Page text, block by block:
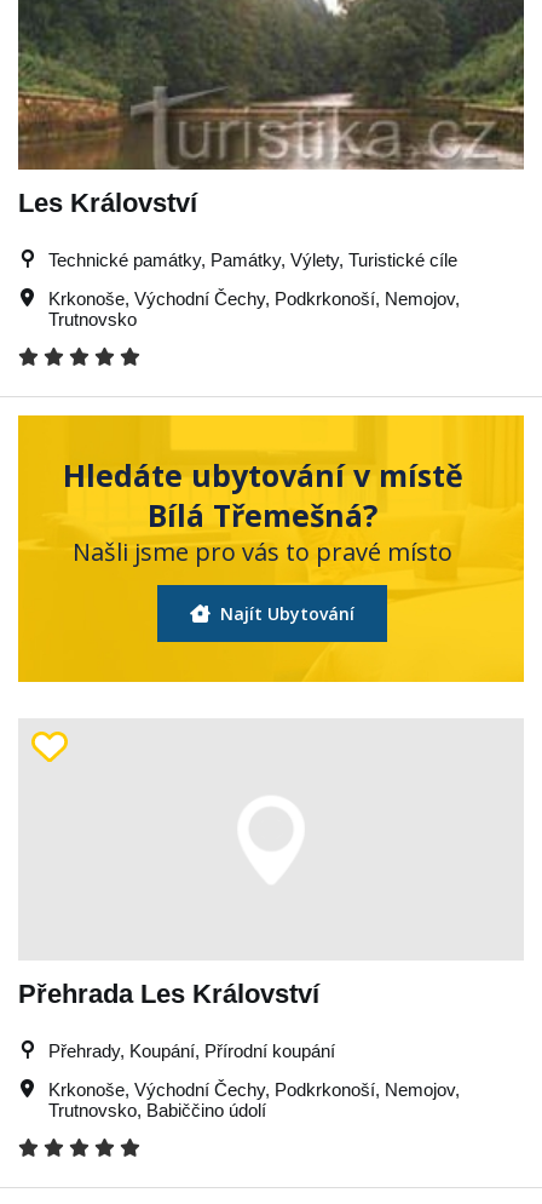
Les Království
Technické památky, Památky, Výlety, Turistické cíle
Krkonoše, Východní Čechy, Podkrkonoší, Nemojov,
Trutnovsko
Hledáte ubytování v místě
Bílá Třemešná?
Našli jsme pro vás to pravé místo
Najít Ubytování
Přehrada Les Království
Přehrady, Koupání, Přírodní koupání
Krkonoše, Východní Čechy, Podkrkonoší, Nemojov,
Trutnovsko, Babiččino údolí